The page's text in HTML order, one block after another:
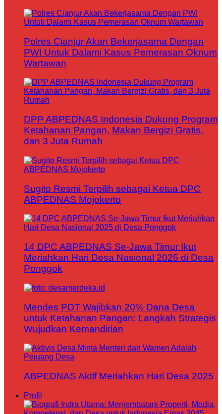
Polres Cianjur Akan Bekerjasama Dengan
PWI Untuk Dalami Kasus Pemerasan Oknum
Wartawan
DPP ABPEDNAS Indonesia Dukung Program
Ketahanan Pangan, Makan Bergizi Gratis,
dan 3 Juta Rumah
Sugito Resmi Terpilih sebagai Ketua DPC
ABPEDNAS Mojokerto
14 DPC ABPEDNAS Se-Jawa Timur Ikut
Meriahkan Hari Desa Nasional 2025 di Desa
Ponggok
Mendes PDT Wajibkan 20% Dana Desa
untuk Ketahanan Pangan: Langkah Strategis
Wujudkan Kemandirian
ABPEDNAS Aktif Meriahkan Hari Desa 2025
Profil